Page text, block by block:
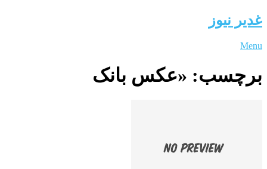
غدیر نیوز
Menu
برچسب: «عکس بانک